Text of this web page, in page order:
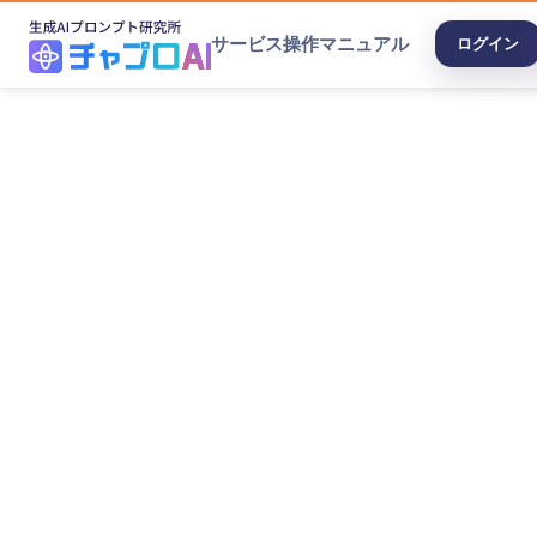
サービス操作マニュアル ログイン